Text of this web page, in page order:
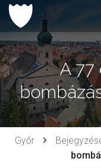
Ugrás
tartalomhoz
A 77
Győr